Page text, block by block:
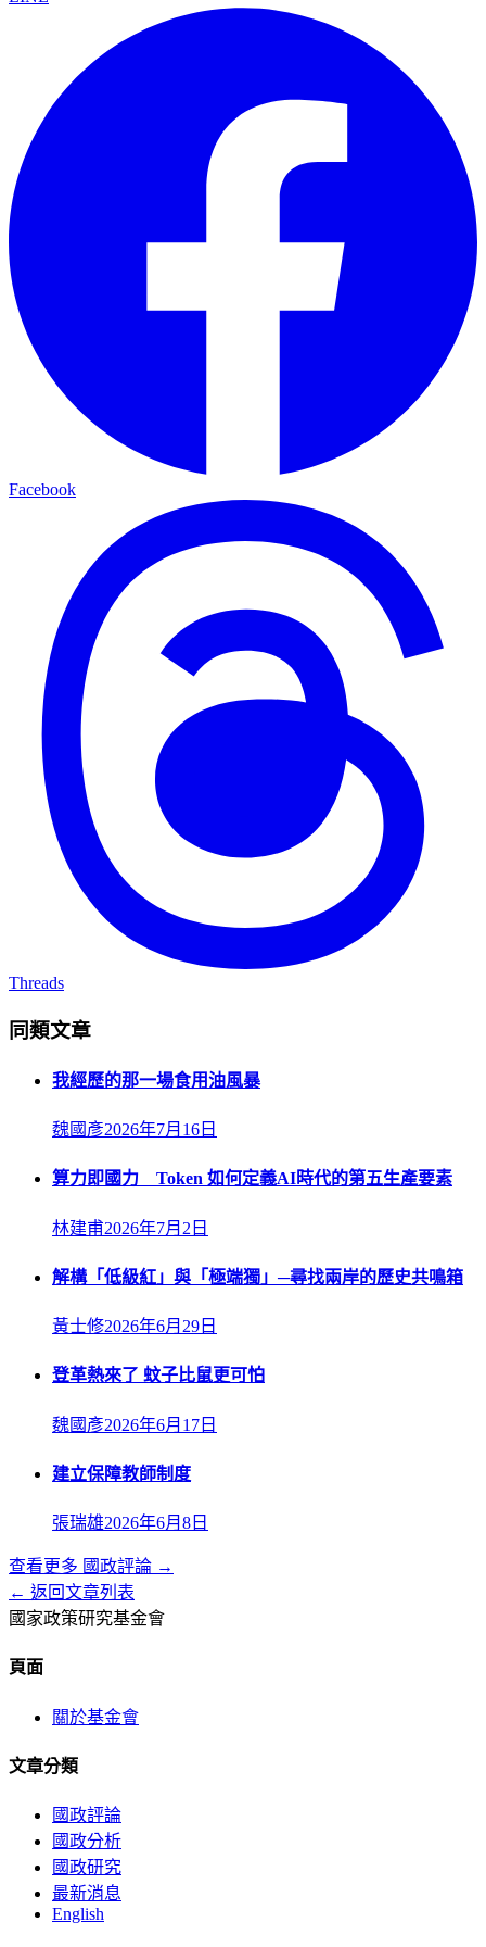
Facebook
Threads
同類文章
我經歷的那一場食用油風暴
魏國彥2026年7月16日
算力即國力 Token 如何定義AI時代的第五生產要素
林建甫2026年7月2日
解構「低級紅」與「極端獨」─尋找兩岸的歷史共鳴箱
黃士修2026年6月29日
登革熱來了 蚊子比鼠更可怕
魏國彥2026年6月17日
建立保障教師制度
張瑞雄2026年6月8日
查看更多 國政評論 →
← 返回文章列表
國家政策研究基金會
頁面
關於基金會
文章分類
國政評論
國政分析
國政研究
最新消息
English